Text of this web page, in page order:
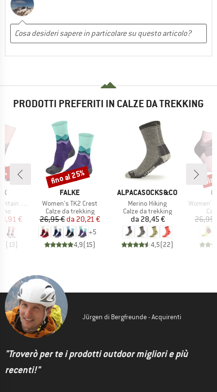
PRODOTTI PREFERITI IN CALZE DA TREKKING
Socks
ridotto
€
(13)
MARCHIO
FALKE
Articolo
Women's TK2 Crest
Gruppo di prodotti
Calze da trekking
Prezzo
26,95 € Prezzo ridotto
da 20,21 €
+5
4,9(15)
Sconto
fino al 25%
MARCHIO
ALPACASOCKS&CO
Articolo
Merino Hiking
Gruppo di prodotti
Calze da trekking
Prezzo
da 28,45 €
4,5(22)
Articolo
Women's All
26,95
Jürgen di Bergfreunde - Acquirenti
"Troverò per te i prodotti outdoor migliori e più
recenti!"